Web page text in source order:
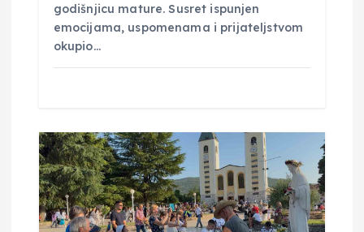
godišnjicu mature. Susret ispunjen
emocijama, uspomenama i prijateljstvom
okupio…